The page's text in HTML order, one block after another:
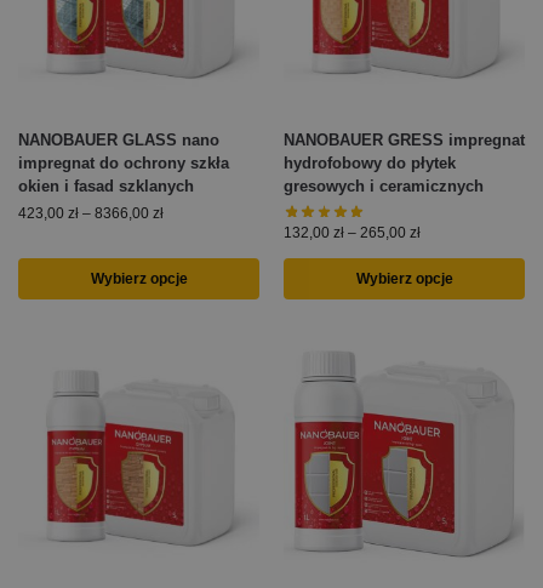
NANOBAUER GLASS nano
impregnat do ochrony szkła
okien i fasad szklanych
423,00 zł – 8366,00 zł
Wybierz opcje
NANOBAUER GRESS impregnat
hydrofobowy do płytek
gresowych i ceramicznych
132,00 zł – 265,00 zł
Wybierz opcje